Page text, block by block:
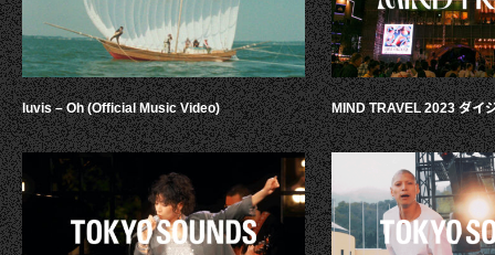
luvis – Oh (Official Music Video) MIND TRAVEL 2023 ダイ